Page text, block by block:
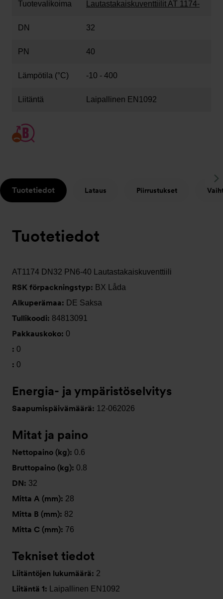
Tuotevalikoima Lautastakaiskuventtiilit AT 1174-
DN 32
PN 40
Lämpötila (°C) -10 - 400
Liitäntä Laipallinen EN1092
Tuotetiedot Lataus Piirrustukset
Tuotetiedot
AT1174 DN32 PN6-40 Lautastakaiskuventtiili
RSK förpackningstyp: BX Låda
Alkuperämaa: DE Saksa
Tullikoodi: 84813091
Pakkauskoko: 0
: 0
: 0
Energia- ja ympäristöselvitys
Saapumispäivämäärä: 12-062026
Mitat ja paino
Nettopaino (kg): 0.6
Bruttopaino (kg): 0.8
DN: 32
Mitta A (mm): 28
Mitta B (mm): 82
Mitta C (mm): 76
Tekniset tiedot
Liitäntöjen lukumäärä: 2
Liitäntä 1: Laipallinen EN1092